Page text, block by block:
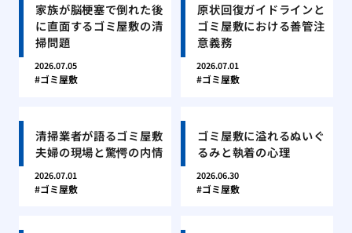
家族が脳梗塞で倒れた後
に直面するゴミ屋敷の清
掃問題
2026.07.05
ゴミ屋敷
原状回復ガイドラインと
ゴミ屋敷における善管注
意義務
2026.07.01
ゴミ屋敷
清掃業者が語るゴミ屋敷
夫婦の現場と驚愕の内情
2026.07.01
ゴミ屋敷
ゴミ屋敷に溢れるぬいぐ
るみと執着の心理
2026.06.30
ゴミ屋敷